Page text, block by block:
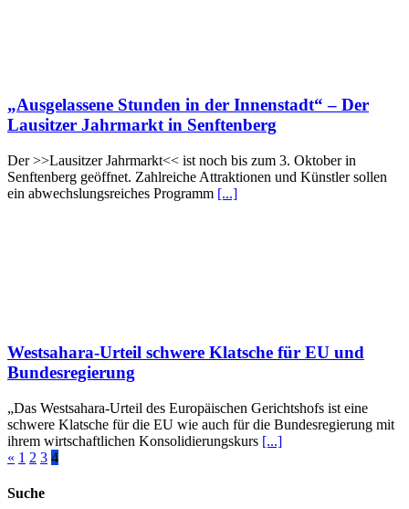
„Ausgelassene Stunden in der Innenstadt“ – Der
Lausitzer Jahrmarkt in Senftenberg
Der >>Lausitzer Jahrmarkt<< ist noch bis zum 3. Oktober in
Senftenberg geöffnet. Zahlreiche Attraktionen und Künstler sollen
ein abwechslungsreiches Programm [...]
Westsahara-Urteil schwere Klatsche für EU und
Bundesregierung
„Das Westsahara-Urteil des Europäischen Gerichtshofs ist eine
schwere Klatsche für die EU wie auch für die Bundesregierung mit
ihrem wirtschaftlichen Konsolidierungskurs [...]
« 1 2 3 4
Suche